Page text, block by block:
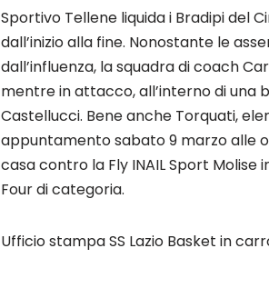
Sportivo Tellene liquida i Bradipi del
dall’inizio alla fine. Nonostante le
dall’influenza, la squadra di coach
mentre in attacco, all’interno di
Castellucci. Bene anche Torquati,
appuntamento sabato 9 marzo alle
casa contro la Fly INAIL Sport
Four di categoria.
Ufficio stampa SS Lazio Basket in